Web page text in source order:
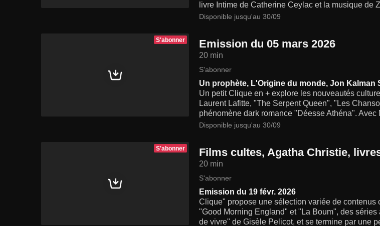
livre Intime de Catherine Ceylac et la musique de
Disponible jusqu'au 30/09
S'abonner Emission du 05 mars 2026
20 min
S'abonner
Un prophète, L'Origine du monde, Jon Kalman
Un petit Clique en + explore les nouveautés
Laurent Lafitte, "The Serpent Queen", "Les
phénomène dark romance "Déesse Athéna". Avec
Disponible jusqu'au 30/09
S'abonner Films cultes, Agatha Christie,
20 min
S'abonner
Emission du 19 févr. 2026
Clique" propose une sélection variée de
"Good Morning England" et "La Boum", des
de vivre" de Gisèle Pelicot, et se termine par une